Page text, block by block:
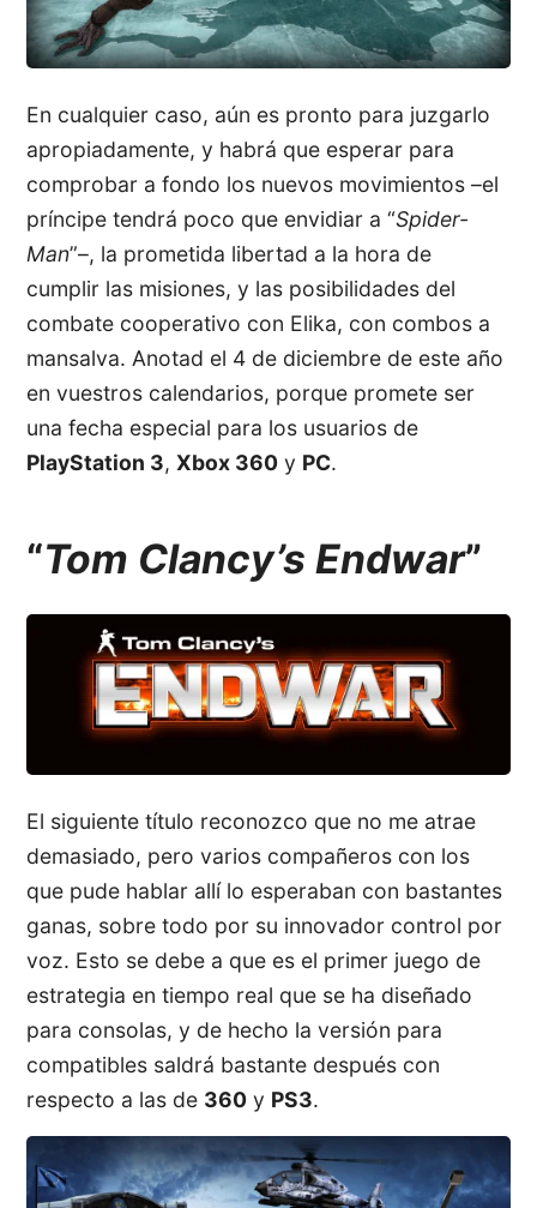
En cualquier caso, aún es pronto para juzgarlo
apropiadamente, y habrá que esperar para
comprobar a fondo los nuevos movimientos –el
príncipe tendrá poco que envidiar a “Spider-
Man”–, la prometida libertad a la hora de
cumplir las misiones, y las posibilidades del
combate cooperativo con Elika, con combos a
mansalva. Anotad el 4 de diciembre de este año
en vuestros calendarios, porque promete ser
una fecha especial para los usuarios de
PlayStation 3,Xbox 360 y PC.
“Tom Clancy’s Endwar”
El siguiente título reconozco que no me atrae
demasiado, pero varios compañeros con los
que pude hablar allí lo esperaban con bastantes
ganas, sobre todo por su innovador control por
voz. Esto se debe a que es el primer juego de
estrategia en tiempo real que se ha diseñado
para consolas, y de hecho la versión para
compatibles saldrá bastante después con
respecto a las de 360 y PS3.